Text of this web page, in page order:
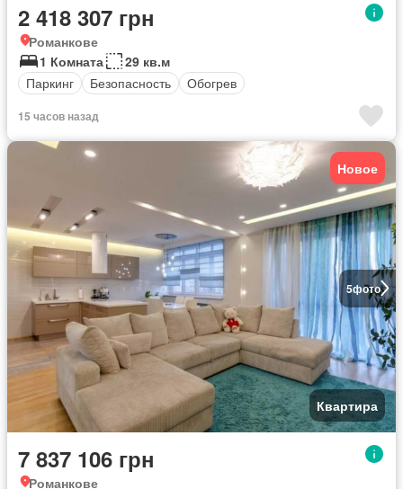
2 418 307 грн
Романкове
1 Комната
29 кв.м
Паркинг
Безопасность Обогрев
15 часов назад
5фото
Новое
Квартира
7 837 106 грн
Романкове